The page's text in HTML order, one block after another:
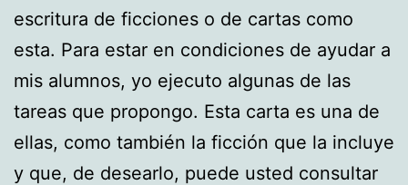
escritura de ficciones o de cartas como
esta. Para estar en condiciones de ayudar a
mis alumnos, yo ejecuto algunas de las
tareas que propongo. Esta carta es una de
ellas, como también la ficción que la incluye
y que, de desearlo, puede usted consultar